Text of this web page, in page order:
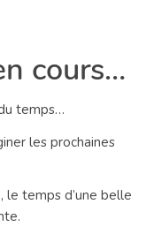
cours…
temps…
les prochaines
le temps d’une belle